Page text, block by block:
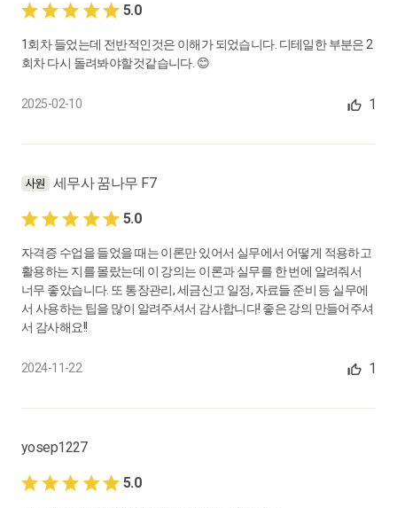
5.0
1회차 들었는데 전반적인것은 이해가 되었습니다. 디테일한 부분은 2
회차 다시 돌려봐야할것같습니다. 😊
2025-02-10 1
세무사 꿈나무 F7
5.0
자격증 수업을 들었을 때는 이론만 있어서 실무에서 어떻게 적용하고
활용하는 지를 몰랐는데 이 강의는 이론과 실무를 한 번에 알려줘서
너무 좋았습니다. 또 통장관리, 세금신고 일정, 자료들 준비 등 실무에
서 사용하는 팁을 많이 알려주셔서 감사합니다! 좋은 강의 만들어주셔
서 감사해요!!
2024-11-22 1
yosep1227
5.0